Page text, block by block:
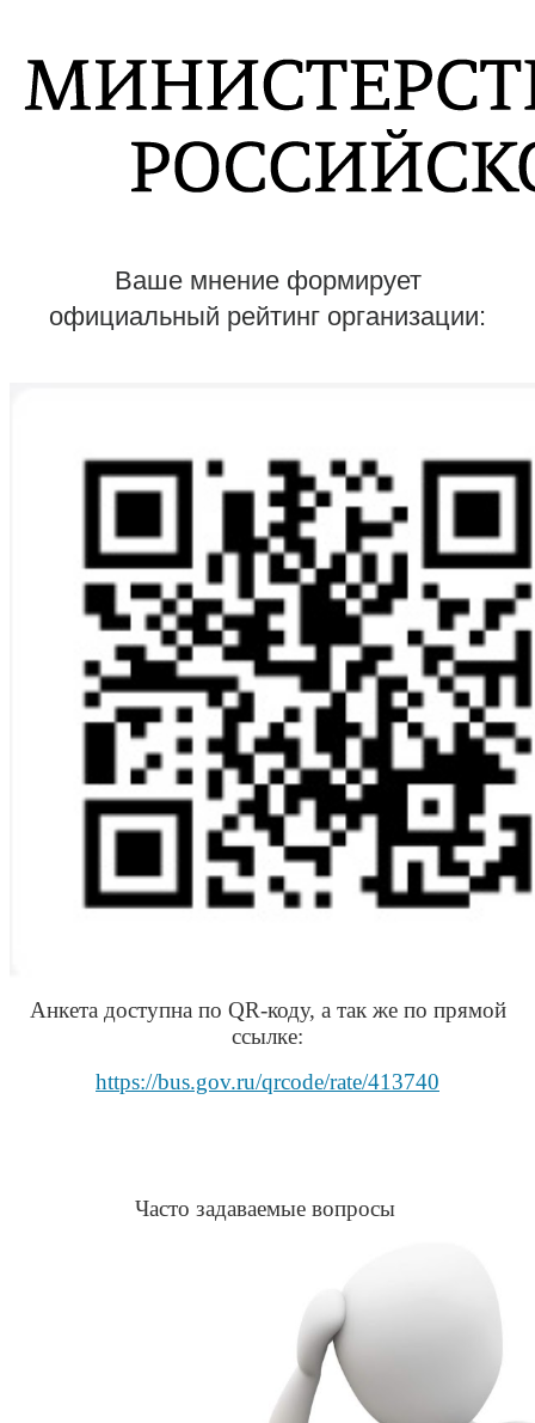
Ваше мнение формирует
официальный рейтинг организации:
Анкета доступна по QR-коду, а так же по прямой
ссылке:
https://bus.gov.ru/qrcode/rate/413740
Часто задаваемые вопросы